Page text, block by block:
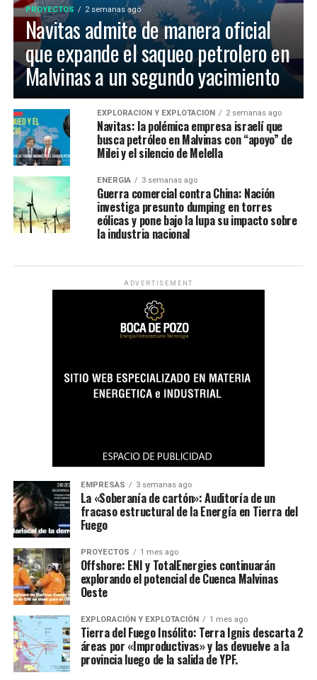
PROYECTOS 2 semanas ago
Navitas admite de manera oficial
que expande el saqueo petrolero en
Malvinas a un segundo yacimiento
EXPLORACIÓN Y EXPLOTACIÓN 2 semanas ago
Navitas: la polémica empresa israelí que
busca petróleo en Malvinas con “apoyo” de
Milei y el silencio de Melella
ENERGÍA 3 semanas ago
Guerra comercial contra China: Nación
investiga presunto dumping en torres
eólicas y pone bajo la lupa su impacto sobre
la industria nacional
ADVERTISEMENT
EMPRESAS 3 semanas ago
La «Soberanía de cartón»: Auditoría de un
fracaso estructural de la Energía en Tierra del
Fuego
PROYECTOS 1 mes ago
Offshore: ENI y TotalEnergies continuarán
explorando el potencial de Cuenca Malvinas
Oeste
EXPLORACIÓN Y EXPLOTACIÓN 1 mes ago
Tierra del Fuego Insólito: Terra Ignis descarta 2
áreas por «Improductivas» y las devuelve a la
provincia luego de la salida de YPF.